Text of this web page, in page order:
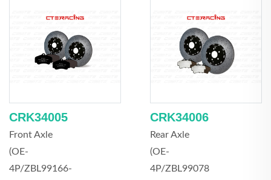
CRK34005
Front Axle
(OE-
4P/ZBL99166-
CRK34006
Rear Axle
(OE-
4P/ZBL99078